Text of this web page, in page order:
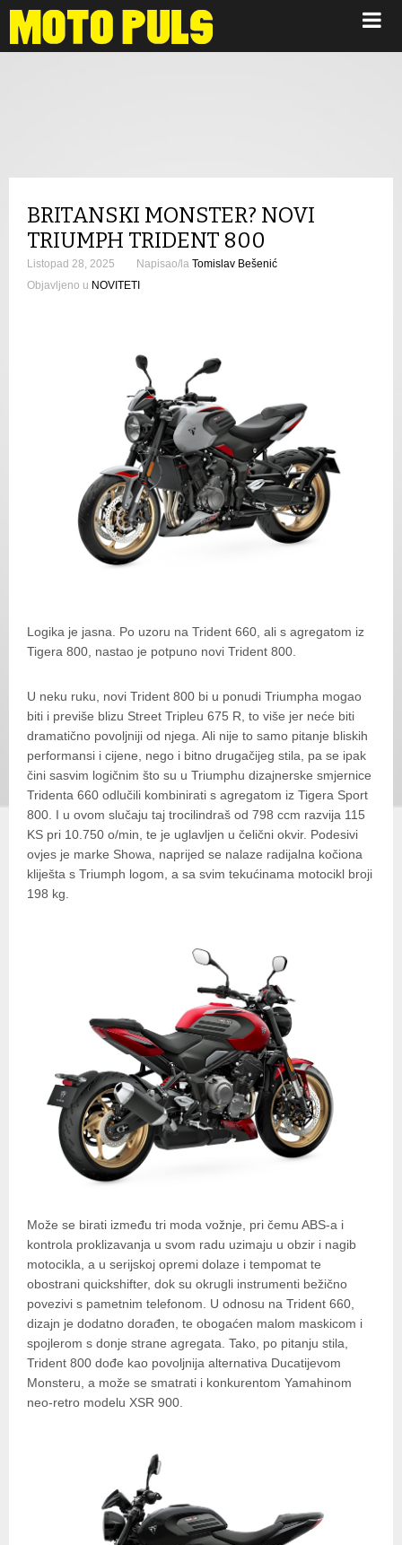
BRITANSKI MONSTER? NOVI
TRIUMPH TRIDENT 800
Listopad 28, 2025 Napisao/la Tomislav Bešenić
Objavljeno u NOVITETI
Logika je jasna. Po uzoru na Trident 660, ali s agregatom iz
Tigera 800, nastao je potpuno novi Trident 800.
U neku ruku, novi Trident 800 bi u ponudi Triumpha mogao
biti i previše blizu Street Tripleu 675 R, to više jer neće biti
dramatično povoljniji od njega. Ali nije to samo pitanje bliskih
performansi i cijene, nego i bitno drugačijeg stila, pa se ipak
čini sasvim logičnim što su u Triumphu dizajnerske smjernice
Tridenta 660 odlučili kombinirati s agregatom iz Tigera Sport
800. I u ovom slučaju taj trocilindraš od 798 ccm razvija 115
KS pri 10.750 o/min, te je uglavljen u čelični okvir. Podesivi
ovjes je marke Showa, naprijed se nalaze radijalna kočiona
kliješta s Triumph logom, a sa svim tekućinama motocikl broji
198 kg.
Može se birati između tri moda vožnje, pri čemu ABS-a i
kontrola proklizavanja u svom radu uzimaju u obzir i nagib
motocikla, a u serijskoj opremi dolaze i tempomat te
obostrani quickshifter, dok su okrugli instrumenti bežično
povezivi s pametnim telefonom. U odnosu na Trident 660,
dizajn je dodatno dorađen, te obogaćen malom maskicom i
spojlerom s donje strane agregata. Tako, po pitanju stila,
Trident 800 dođe kao povoljnija alternativa Ducatijevom
Monsteru, a može se smatrati i konkurentom Yamahinom
neo-retro modelu XSR 900.